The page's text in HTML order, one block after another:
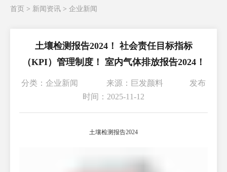
首页 > 新闻资讯 > 企业新闻
土壤检测报告2024！ 社会责任目标指标
（KPI）管理制度！ 室内气体排放报告2024！
分类：企业新闻 来源：巨发颜料 发布
时间：2025-11-12
土壤检测报告2024